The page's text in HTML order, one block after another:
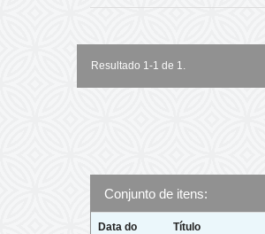
Resultado 1-1 de 1.
Conjunto de itens:
Data do
Título